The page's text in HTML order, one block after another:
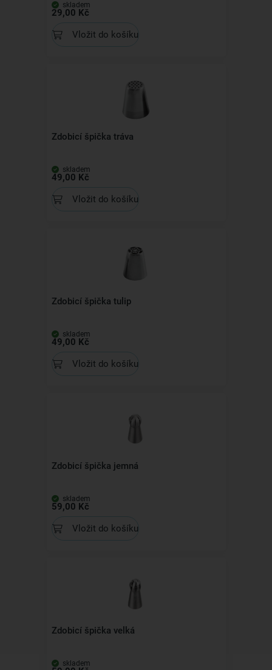
skladem
29,00 Kč
Vložit do košíku
Zdobicí špička tráva
skladem
49,00 Kč
Vložit do košíku
Zdobicí špička tulip
skladem
49,00 Kč
Vložit do košíku
Zdobicí špička jemná
skladem
59,00 Kč
Vložit do košíku
Zdobicí špička velká
skladem